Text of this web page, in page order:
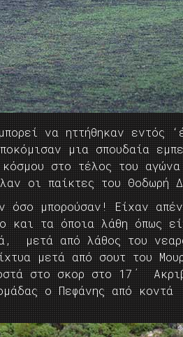
να ηττήθηκαν εντός
μια σπουδαία
στο τέλος του
οι παίκτες του Θοδωρή
όσο μπορούσαν! Είχαν
και τα όποια λάθη όπως
μετά από λάθος του
μετά από σουτ του
στο σκορ στο 17΄
ο Πεφάνης από κοντά